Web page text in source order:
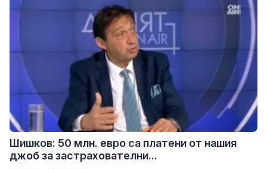
Шишков: 50 млн. евро са платени от нашия
джоб за застрахователни...